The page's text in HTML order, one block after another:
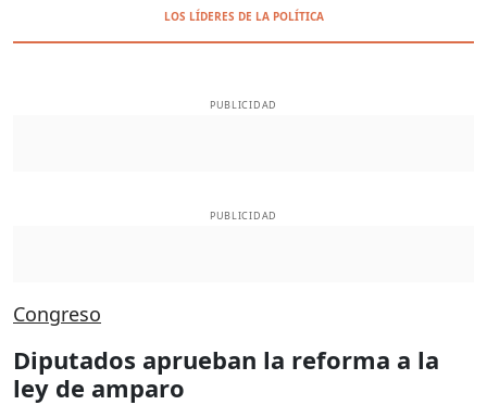
LOS LÍDERES DE LA POLÍTICA
PUBLICIDAD
PUBLICIDAD
Congreso
Diputados aprueban la reforma a la
ley de amparo